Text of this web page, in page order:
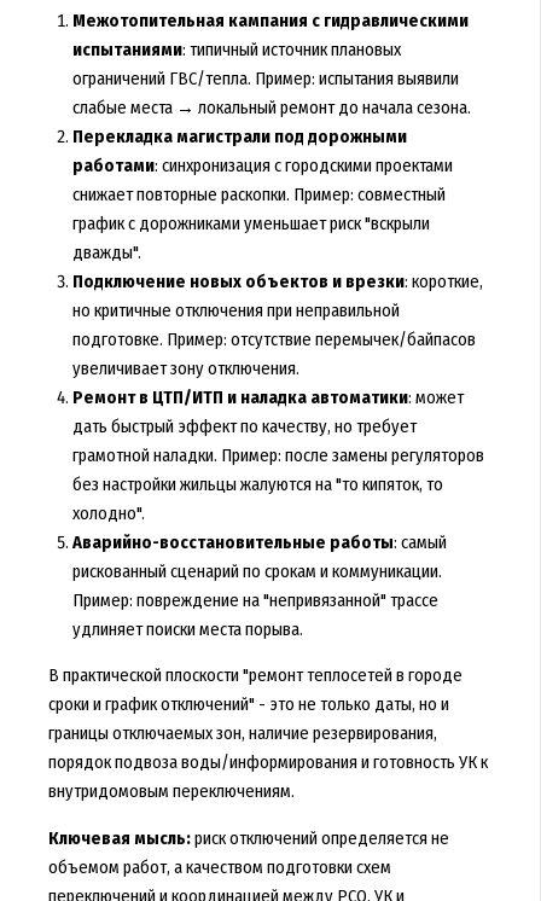
Межотопительная кампания с гидравлическими
испытаниями: типичный источник плановых
ограничений ГВС/тепла. Пример: испытания выявили
слабые места → локальный ремонт до начала сезона.
Перекладка магистрали под дорожными
работами: синхронизация с городскими проектами
снижает повторные раскопки. Пример: совместный
график с дорожниками уменьшает риск "вскрыли
дважды".
Подключение новых объектов и врезки: короткие,
но критичные отключения при неправильной
подготовке. Пример: отсутствие перемычек/байпасов
увеличивает зону отключения.
Ремонт в ЦТП/ИТП и наладка автоматики: может
дать быстрый эффект по качеству, но требует
грамотной наладки. Пример: после замены регуляторов
без настройки жильцы жалуются на "то кипяток, то
холодно".
Аварийно-восстановительные работы: самый
рискованный сценарий по срокам и коммуникации.
Пример: повреждение на "непривязанной" трассе
удлиняет поиски места порыва.
В практической плоскости "ремонт теплосетей в городе
сроки и график отключений" - это не только даты, но и
границы отключаемых зон, наличие резервирования,
порядок подвоза воды/информирования и готовность УК к
внутридомовым переключениям.
Ключевая мысль:риск отключений определяется не
объемом работ, а качеством подготовки схем
переключений и координацией между РСО, УК и